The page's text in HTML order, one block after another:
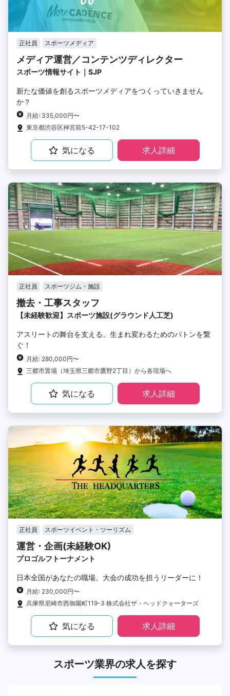
正社員 スポーツメディア
メディア運営／コンテンツディレクター
スポーツ情報サイト｜SJP
新たな価値を創るスポーツメディアをつくっていきません
か？
月給: 335,000円〜
東京都渋谷区神宮前5-42-17-102
気になる 求人詳細
正社員 スポーツジム・施設
撤去・工事スタッフ
【未経験歓迎】スポーツ施設(グラウンド人工芝)
アスリートの舞台を支える。生まれ変わるためのバトンを繋
ぐ！
月給: 280,000円〜
三郷市置場（埼玉県三郷市鷹野2丁目）から各現場へ
気になる 求人詳細
正社員 スポーツイベント・ツーリズム
運営・企画(未経験OK)
プロゴルフトーナメント
日本全国があなたの職場。大会の成功を担うリーダーに！
月給: 230,000円〜
兵庫県尼崎市西御園町119-3 株式会社ザ・ヘッドクォーターズ
気になる 求人詳細
スポーツ業界の求人を探す